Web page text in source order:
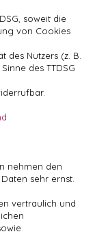
soweit die
von Cookies
des Nutzers (z. B.
des TTDSG
nehmen den
sehr ernst.
vertraulich und